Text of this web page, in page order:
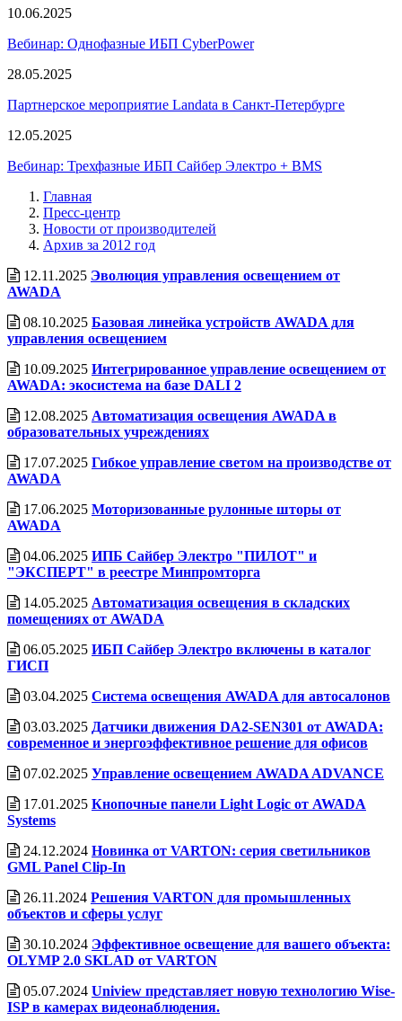
10.06.2025
Вебинар: Однофазные ИБП CyberPower
28.05.2025
Партнерское мероприятие Landata в Санкт-Петербурге
12.05.2025
Вебинар: Трехфазные ИБП Сайбер Электро + BMS
Главная
Пресс-центр
Новости от производителей
Архив за 2012 год
12.11.2025 Эволюция управления освещением от
AWADA
08.10.2025 Базовая линейка устройств AWADA для
управления освещением
10.09.2025 Интегрированное управление освещением от
AWADA: экосистема на базе DALI 2
12.08.2025 Автоматизация освещения AWADA в
образовательных учреждениях
17.07.2025 Гибкое управление светом на производстве от
AWADA
17.06.2025 Моторизованные рулонные шторы от
AWADA
04.06.2025 ИПБ Сайбер Электро "ПИЛОТ" и
"ЭКСПЕРТ" в реестре Минпромторга
14.05.2025 Автоматизация освещения в складских
помещениях от AWADA
06.05.2025 ИБП Сайбер Электро включены в каталог
ГИСП
03.04.2025 Система освещения AWADA для автосалонов
03.03.2025 Датчики движения DA2-SEN301 от AWADA:
современное и энергоэффективное решение для офисов
07.02.2025 Управление освещением AWADA ADVANCE
17.01.2025 Кнопочные панели Light Logic от AWADA
Systems
24.12.2024 Новинка от VARTON: серия светильников
GML Panel Clip-In
26.11.2024 Решения VARTON для промышленных
объектов и сферы услуг
30.10.2024 Эффективное освещение для вашего объекта:
OLYMP 2.0 SKLAD от VARTON
05.07.2024 Uniview представляет новую технологию Wise-
ISP в камерах видеонаблюдения.